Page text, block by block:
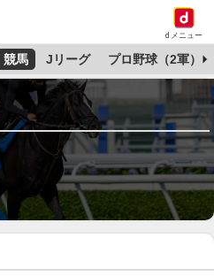
dメニュー
競馬 Jリーグ プロ野球（2軍）